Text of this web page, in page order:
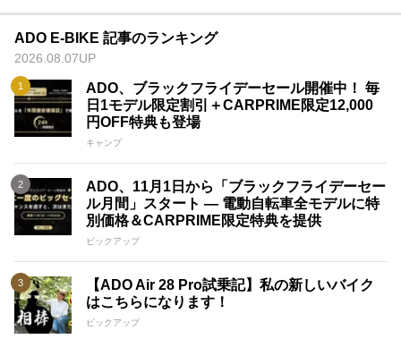
くの競争相手よりも優位を保っています。ADOはこれまでの実
績を元に、革新的な技術と高品質な製品により市場での地位を
確立しています。
・独自のブランド哲学：ADOはECOな環境を重視し、その価
値観を製品に反映させています。 私たちは持続可能な製造プ
ロセスと素材の選定に努め、環境にやさしいアプローチを追求
しています。
・自信をもって挑む品質：ADOは若いブランドでありながら、
電動アシスト自転車の品質について自信を持っています。 競
争相手に負けない高品質な製品を提供することをお約束いたし
ADO電動アシスト自転車は、常に進化し続ける市場で、革新的
な製品と共にお客様の期待に応えることをお約束いたします。
私たちは将来のモビリティにおいて積極的な役割を果たし、お
客様に価値あるライフスタイルを提供してまいります。
ADO E-BIKE 記事のランキング
2026.08.07UP
ADO、ブラックフライデーセール開催中！ 毎
日1モデル限定割引＋CARPRIME限定12,000
円OFF特典も登場
キャンプ
ADO、11月1日から「ブラックフライデーセー
ル月間」スタート ― 電動自転車全モデルに特
別価格＆CARPRIME限定特典を提供
ピックアップ
【ADO Air 28 Pro試乗記】私の新しいバイク
はこちらになります！
ピックアップ